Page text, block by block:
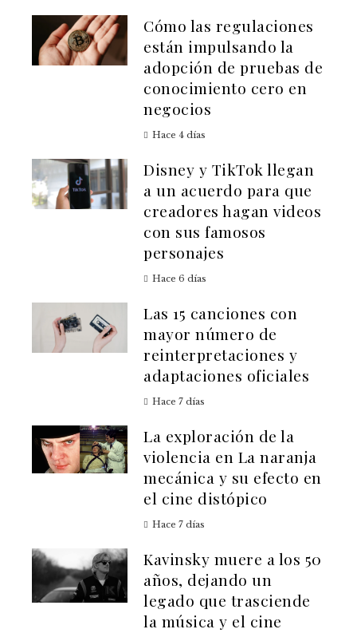
Cómo las regulaciones
están impulsando la
adopción de pruebas de
conocimiento cero en
negocios
Hace 4 días
Disney y TikTok llegan
a un acuerdo para que
creadores hagan videos
con sus famosos
personajes
Hace 6 días
Las 15 canciones con
mayor número de
reinterpretaciones y
adaptaciones oficiales
Hace 7 días
La exploración de la
violencia en La naranja
mecánica y su efecto en
el cine distópico
Hace 7 días
Kavinsky muere a los 50
años, dejando un
legado que trasciende
la música y el cine